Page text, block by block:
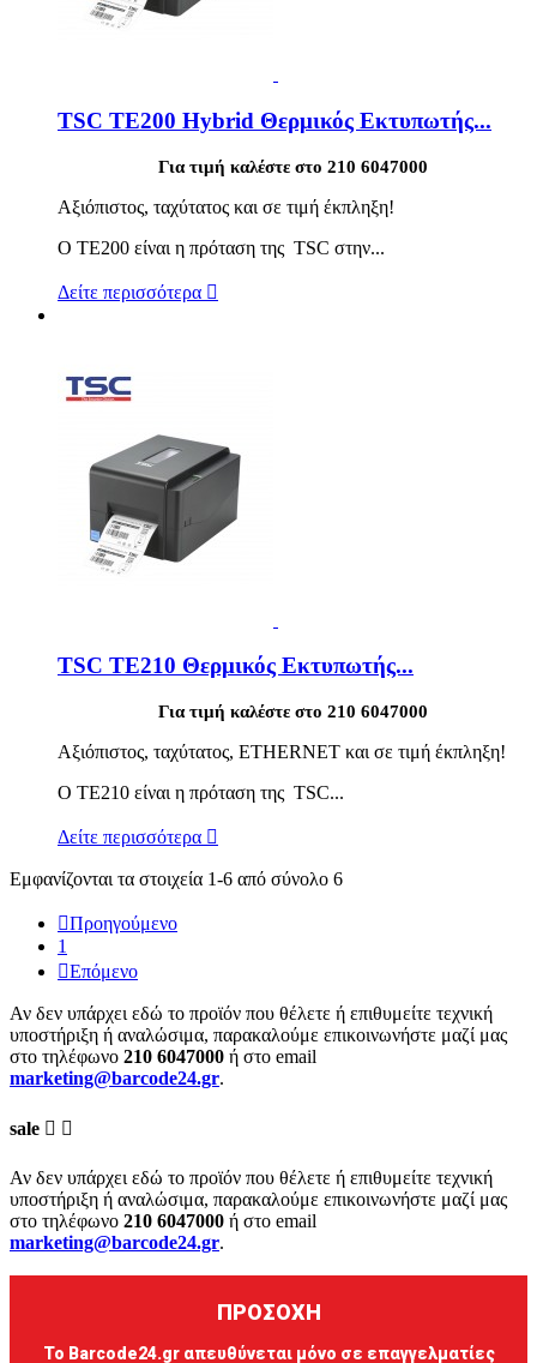
TSC TE200 Hybrid Θερμικός Εκτυπωτής...
Για τιμή καλέστε στο 210 6047000
Αξιόπιστος, ταχύτατος και σε τιμή έκπληξη!
Ο TE200 είναι η πρόταση της TSC στην...
Δείτε περισσότερα 
TSC TE210 Θερμικός Εκτυπωτής...
Για τιμή καλέστε στο 210 6047000
Αξιόπιστος, ταχύτατος, ETHERNET και σε τιμή έκπληξη!
Ο TE210 είναι η πρόταση της TSC...
Δείτε περισσότερα 
Εμφανίζονται τα στοιχεία 1-6 από σύνολο 6
Προηγούμενο
1
Επόμενο
Αν δεν υπάρχει εδώ το προϊόν που θέλετε ή επιθυμείτε τεχνική
υποστήριξη ή αναλώσιμα, παρακαλούμε επικοινωνήστε μαζί μας
στο τηλέφωνο 210 6047000 ή στο email
marketing@barcode24.gr.
sale  
Αν δεν υπάρχει εδώ το προϊόν που θέλετε ή επιθυμείτε τεχνική
υποστήριξη ή αναλώσιμα, παρακαλούμε επικοινωνήστε μαζί μας
στο τηλέφωνο 210 6047000 ή στο email
marketing@barcode24.gr.
ΠΡΟΣΟΧΗ
Το Barcode24.gr απευθύνεται μόνο σε επαγγελματίες